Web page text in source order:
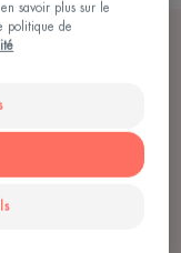
passagères
sont
irritation
savoir plus sur le
politique de